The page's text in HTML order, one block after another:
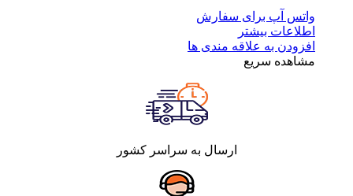
واتس آپ برای سفارش
اطلاعات بیشتر
افزودن به علاقه مندی ها
مشاهده سریع
ارسال به سراسر کشور